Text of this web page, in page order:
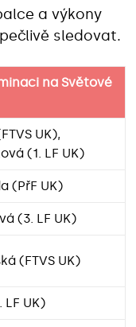
a výkony
sledovat.
na Světové
UK),
(1. LF UK)
(PřF UK)
(3. LF UK)
(FTVS UK)
UK)